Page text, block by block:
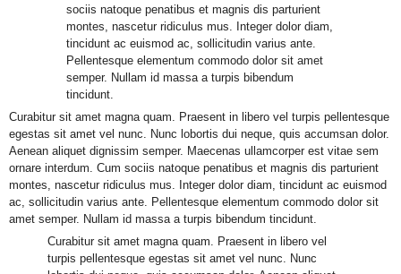
sociis natoque penatibus et magnis dis parturient
montes, nascetur ridiculus mus. Integer dolor diam,
tincidunt ac euismod ac, sollicitudin varius ante.
Pellentesque elementum commodo dolor sit amet
semper. Nullam id massa a turpis bibendum
tincidunt.
Curabitur sit amet magna quam. Praesent in libero vel turpis pellentesque
egestas sit amet vel nunc. Nunc lobortis dui neque, quis accumsan dolor.
Aenean aliquet dignissim semper. Maecenas ullamcorper est vitae sem
ornare interdum. Cum sociis natoque penatibus et magnis dis parturient
montes, nascetur ridiculus mus. Integer dolor diam, tincidunt ac euismod
ac, sollicitudin varius ante. Pellentesque elementum commodo dolor sit
amet semper. Nullam id massa a turpis bibendum tincidunt.
Curabitur sit amet magna quam. Praesent in libero vel
turpis pellentesque egestas sit amet vel nunc. Nunc